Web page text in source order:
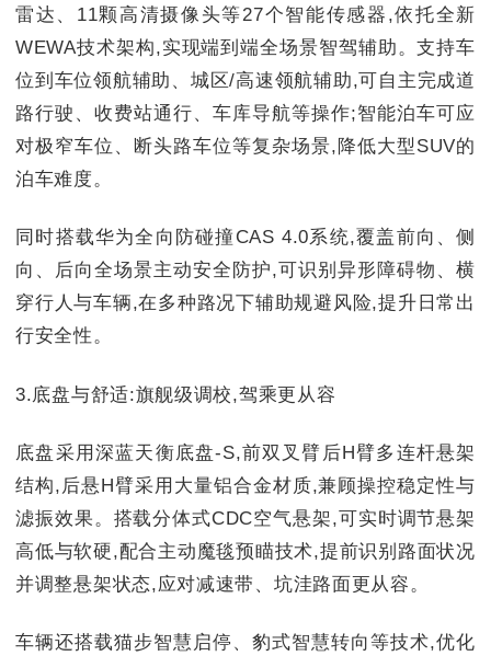
雷达、11颗高清摄像头等27个智能传感器,依托全新
WEWA技术架构,实现端到端全场景智驾辅助。支持车
位到车位领航辅助、城区/高速领航辅助,可自主完成道
路行驶、收费站通行、车库导航等操作;智能泊车可应
对极窄车位、断头路车位等复杂场景,降低大型SUV的
泊车难度。
同时搭载华为全向防碰撞CAS 4.0系统,覆盖前向、侧
向、后向全场景主动安全防护,可识别异形障碍物、横
穿行人与车辆,在多种路况下辅助规避风险,提升日常出
行安全性。
3.底盘与舒适:旗舰级调校,驾乘更从容
底盘采用深蓝天衡底盘-S,前双叉臂后H臂多连杆悬架
结构,后悬H臂采用大量铝合金材质,兼顾操控稳定性与
滤振效果。搭载分体式CDC空气悬架,可实时调节悬架
高低与软硬,配合主动魔毯预瞄技术,提前识别路面状况
并调整悬架状态,应对减速带、坑洼路面更从容。
车辆还搭载猫步智慧启停、豹式智慧转向等技术,优化